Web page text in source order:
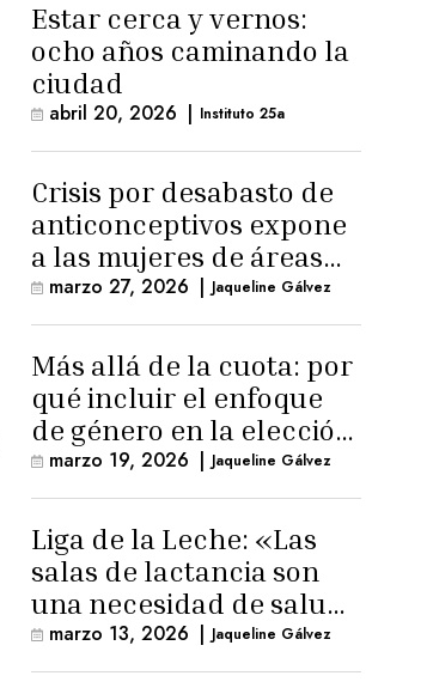
Estar cerca y vernos:
ocho años caminando la
ciudad
abril 20, 2026 | Instituto 25a
Crisis por desabasto de
anticonceptivos expone
a las mujeres de áreas
rurales
marzo 27, 2026 | Jaqueline Gálvez
Más allá de la cuota: por
qué incluir el enfoque
de género en la elección
de Fiscal General
marzo 19, 2026 | Jaqueline Gálvez
Liga de la Leche: «Las
salas de lactancia son
una necesidad de salud
pública»
marzo 13, 2026 | Jaqueline Gálvez